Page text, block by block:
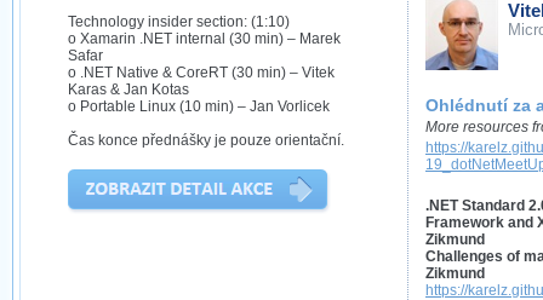
Technology insider section: (1:10)
o Xamarin .NET internal (30 min) – Marek
Safar
o .NET Native & CoreRT (30 min) – Vitek
Karas & Jan Kotas
o Portable Linux (10 min) – Jan Vorlicek
Čas konce přednášky je pouze orientační.
Ohlédnutí za
More resources
https://
.NET Standard
Framework and
Zikmund
Challenges of
Zikmund
https://